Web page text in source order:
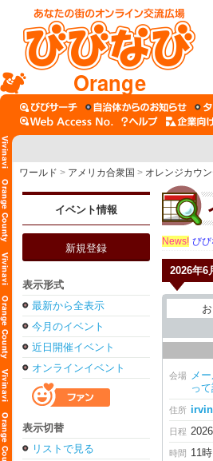
Orange
ワールド > アメリカ合衆国 > オレンジカウ
イベント情報
新規登録
表示形式
最新から全表示
今月のイベント
近日開催イベント
オンラインイベント
表示切替
リストで見る
News! び
2026年6
会場 メ
っ
住所
日程
時間 11